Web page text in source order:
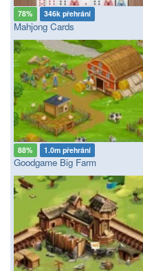
78% 346k přehrání
Mahjong Cards
88% 1.0m přehrání
Goodgame Big Farm